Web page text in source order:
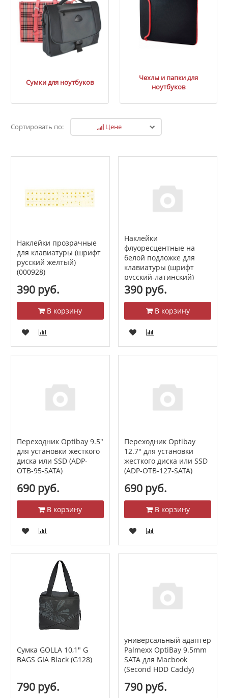
Сумки для ноутбуков
Чехлы и папки для
ноутбуков
Сортировать по: Цене
Наклейки прозрачные
для клавиатуры (шрифт
русский желтый)
(000928)
390 руб.
В корзину
Наклейки
флуоресцентные на
белой подложке для
клавиатуры (шрифт
русский-латинский)
(027414)
390 руб.
В корзину
Переходник Optibay 9.5"
для установки жесткого
диска или SSD (ADP-
OTB-95-SATA)
690 руб.
В корзину
Переходник Optibay
12.7" для установки
жесткого диска или SSD
(ADP-OTB-127-SATA)
690 руб.
В корзину
Сумка GOLLA 10,1" G
BAGS GIA Black (G128)
790 руб.
универсальный адаптер
Palmexx OptiBay 9.5mm
SATA для Macbook
(Second HDD Caddy)
790 руб.